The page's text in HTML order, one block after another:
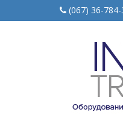
(067) 36-784-